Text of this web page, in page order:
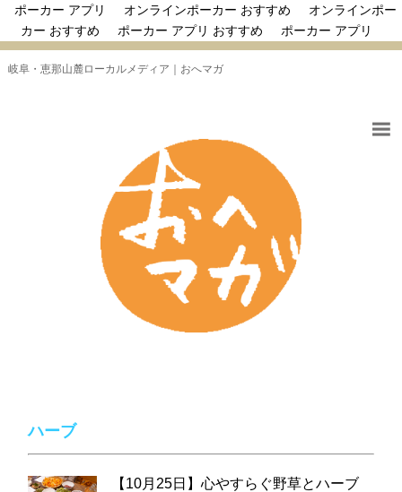
ポーカー アプリ オンラインポーカー おすすめ
オンラインポー
カー おすすめ
ポーカー アプリ おすすめ ポーカー アプリ
岐阜・恵那山麓ローカルメディア｜おへマガ
ハーブ
【10月25日】心やすらぐ野草とハーブ